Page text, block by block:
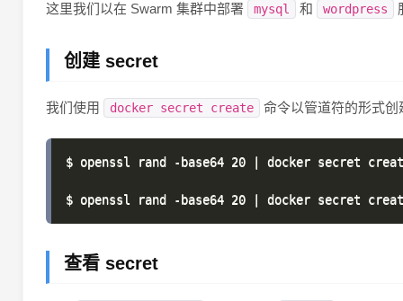
这里我们以在 Swarm 集群中部署 mysql 和 wordpress
创建 secret
我们使用 docker secret create 命令以管道符的形式
$ openssl rand -base64 20 | docker secret
查看 secret